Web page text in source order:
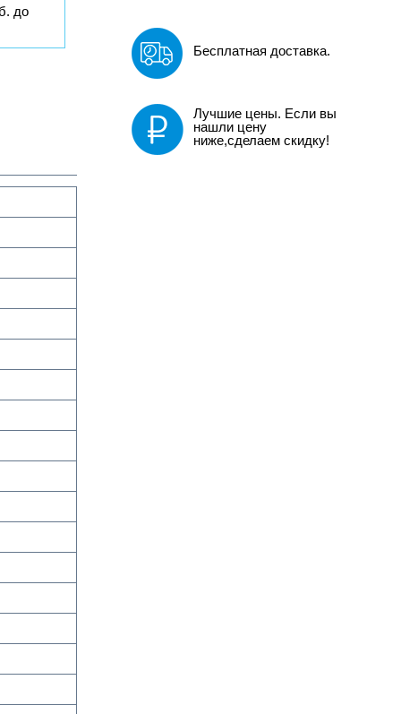
до
Бесплатная доставка.
Лучшие цены. Если вы
нашли цену
ниже,сделаем скидку!